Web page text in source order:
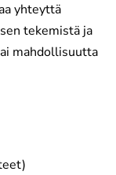
yhteyttä
tekemistä ja
mahdollisuutta